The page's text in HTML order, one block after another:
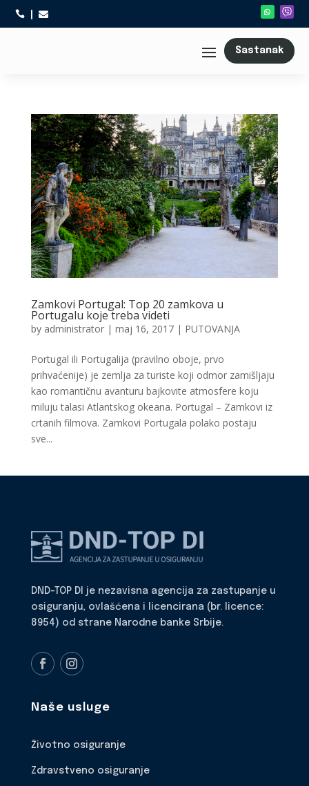
 
Sastanak
Zamkovi Portugal: Top 20 zamkova u
Portugalu koje treba videti
by administrator| maj 16, 2017| PUTOVANJA
Portugal ili Portugalija (pravilno oboje, prvo
prihvaćenije) je zemlja za turiste koji odmor zamišljaju
kao romantičnu avanturu bajkovite atmosfere koju
miluju talasi Atlantskog okeana. Portugal – Zamkovi iz
crtanih filmova. Zamkovi Portugala polako postaju
sve...
DND-TOP DI je nezavisna agencija za zastupanje u
osiguranju, ovlašćena i licencirana (br. licence:
8954) od strane Narodne banke Srbije.
Naše usluge
Životno osiguranje
Zdravstveno osiguranje